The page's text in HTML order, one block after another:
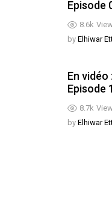
8.6k
Episode
by Elhiwar
8.7k
En vidéo
Episode
by Elhiwar